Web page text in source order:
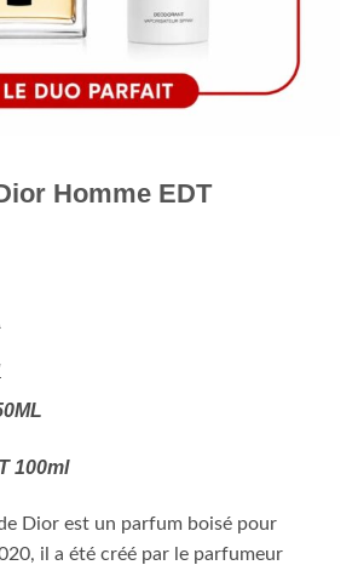
Homme EDT
100ml
Dior est un parfum boisé pour
il a été créé par le parfumeur